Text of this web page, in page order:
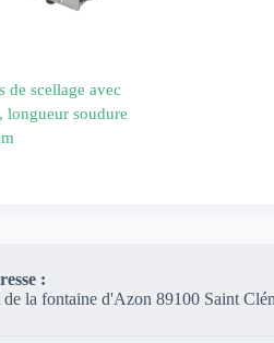
de scellage avec
longueur soudure
:
la fontaine d'Azon 89100 Saint